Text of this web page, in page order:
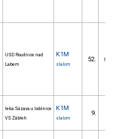
USD Roudnice nad
Labem
K1M
slalom
52. 11/DM
řeka Sázava u loděnice
VS Zábřeh
K1M
slalom
9.